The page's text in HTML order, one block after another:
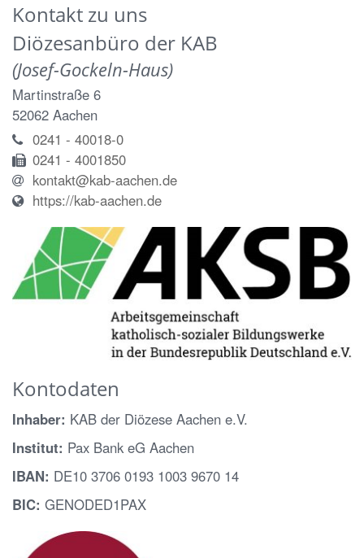
Kontakt zu uns
Diözesanbüro der KAB
(Josef-Gockeln-Haus)
Martinstraße 6
52062 Aachen
0241 - 40018-0
0241 - 4001850
kontakt@kab-aachen.de
https://kab-aachen.de
Kontodaten
Inhaber: KAB der Diözese Aachen e.V.
Institut: Pax Bank eG Aachen
IBAN: DE10 3706 0193 1003 9670 14
BIC: GENODED1PAX